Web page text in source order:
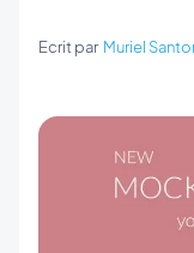
Ecrit par Muriel